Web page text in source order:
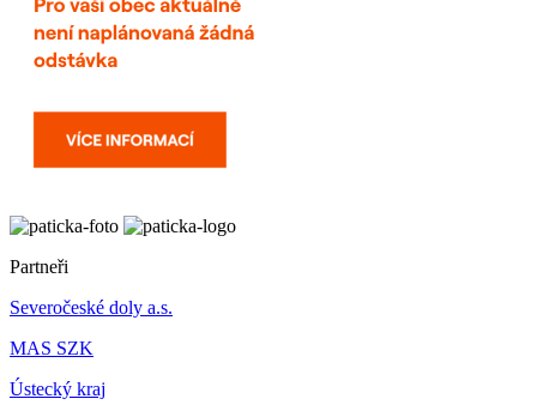
Partneři
Severočeské doly a.s.
MAS SZK
Ústecký kraj